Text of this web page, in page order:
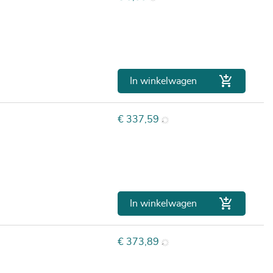
In winkelwagen 
Prijs
€ 337,59
In winkelwagen 
Prijs
€ 373,89